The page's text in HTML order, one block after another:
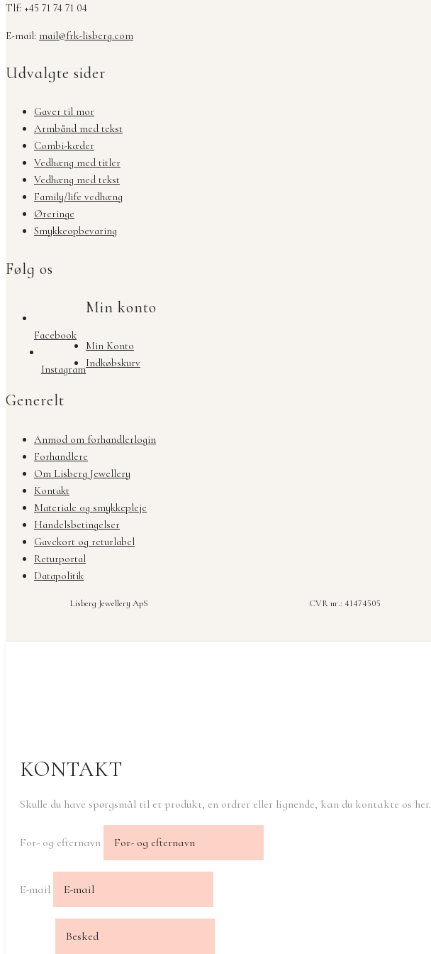
Tlf: +45 71 74 71 04
E-mail: mail@frk-lisberg.com
Udvalgte sider
Gaver til mor
Armbånd med tekst
Combi-kæder
Vedhæng med titler
Vedhæng med tekst
Family/life vedhæng
Øreringe
Smykkeopbevaring
Følg os
Facebook
Instagram
Min konto
Min Konto
Indkøbskurv
Generelt
Anmod om forhandlerlogin
Forhandlere
Om Lisberg Jewellery
Kontakt
Materiale og smykkepleje
Handelsbetingelser
Gavekort og returlabel
Returportal
Datapolitik
Lisberg Jewellery ApS CVR nr.: 41474505
KONTAKT
Skulle du have spørgsmål til et produkt, en ordrer eller lignende, kan du kontakte os her.
For- og efternavn
E-mail